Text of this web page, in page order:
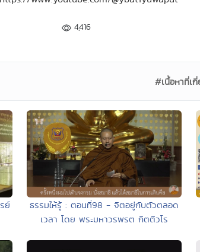
4,416
#เนื้อหาที่เ
ย์
ธรรมให้รู้ : ตอนที่98 - จิตอยู่กับตัวตลอด
เวลา โดย พระมหาวรพรต กิตติวโร